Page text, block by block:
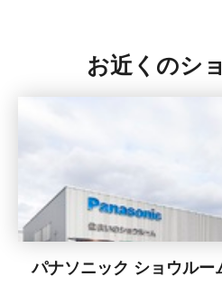
お近くのシ
パナソニック ショウルー